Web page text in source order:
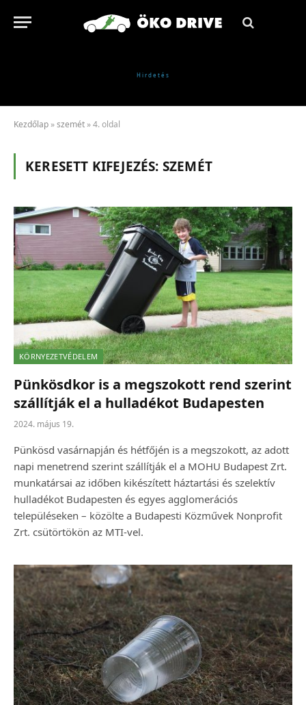
Kezdőlap »szemét »4. oldal
KERESETT KIFEJEZÉS: SZEMÉT
KÖRNYEZETVÉDELEM
Pünkösdkor is a megszokott rend szerint
szállítják el a hulladékot Budapesten
2024. május 19.
Pünkösd vasárnapján és hétfőjén is a megszokott, az adott
napi menetrend szerint szállítják el a MOHU Budapest Zrt.
munkatársai az időben kikészített háztartási és szelektív
hulladékot Budapesten és egyes agglomerációs
településeken – közölte a Budapesti Közművek Nonprofit
Zrt. csütörtökön az MTI-vel.